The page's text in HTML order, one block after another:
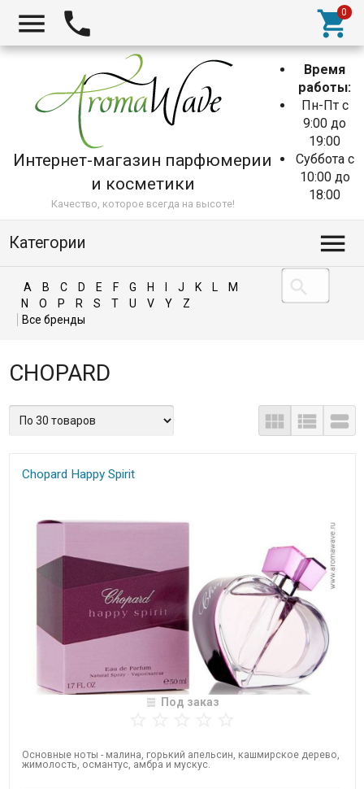
Интернет-магазин парфюмерии
и косметики
Качество, которое всегда на высоте!
Время
работы:
Пн-Пт с
9:00 до
19:00
Суббота с
10:00 до
18:00
Категории
A B C D E F G H J K L
M
N
O P R S T U V Y Z
CHOPARD
Chopard Happy Spirit
Под заказ
Основные ноты - малина, горький апельсин, кашмирское дерево,
жимолость, османтус, амбра и мускус.